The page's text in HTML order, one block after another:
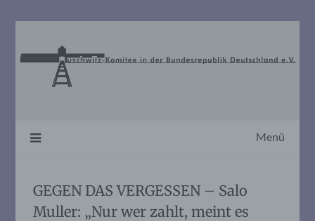
Menü
GEGEN DAS VERGESSEN – Salo
Muller: „Nur wer zahlt, meint es